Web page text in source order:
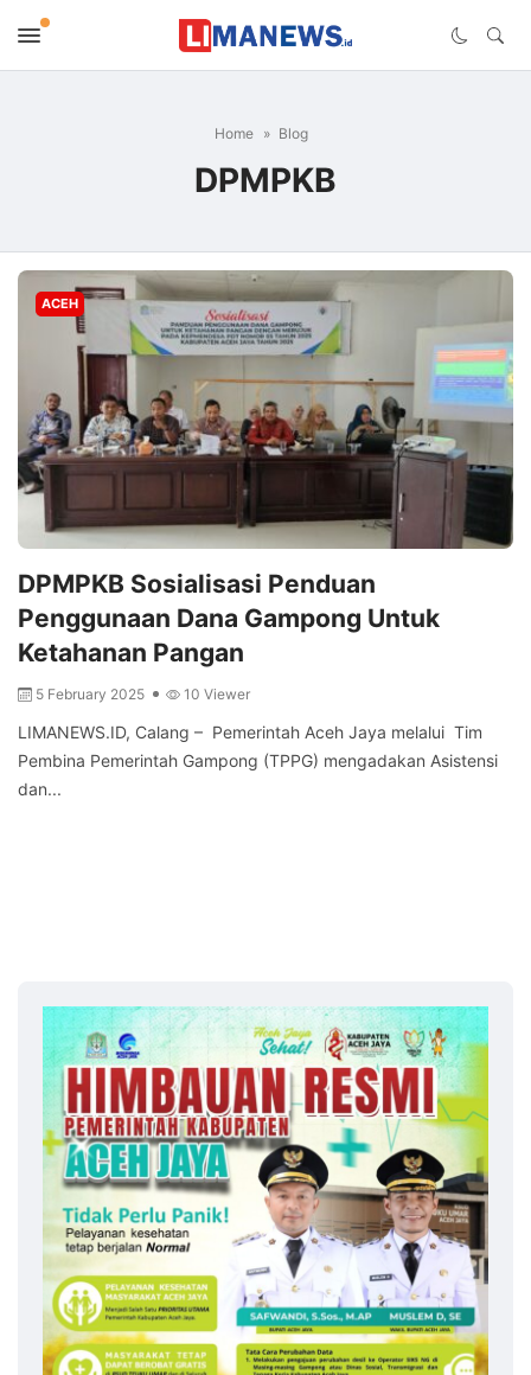
Home Blog
DPMPKB
ACEH
DPMPKB Sosialisasi Penduan
Penggunaan Dana Gampong Untuk
Ketahanan Pangan
5 February 2025 10 Viewer
LIMANEWS.ID, Calang – Pemerintah Aceh Jaya melalui Tim
Pembina Pemerintah Gampong (TPPG) mengadakan Asistensi
dan...